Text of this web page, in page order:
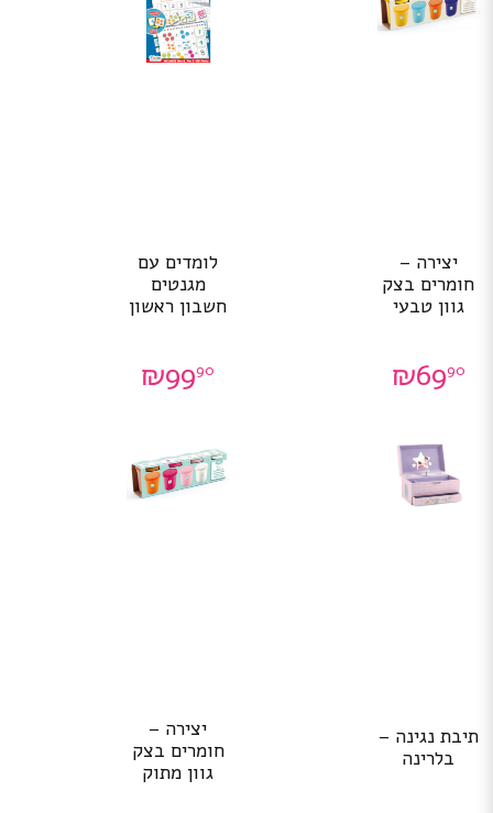
יצירה –
חומרים בצק
גוון טבעי
₪6990
לומדים עם
מגנטים
חשבון ראשון
₪9990
תיבת נגינה –
בלרינה
יצירה –
חומרים בצק
גוון מתוק